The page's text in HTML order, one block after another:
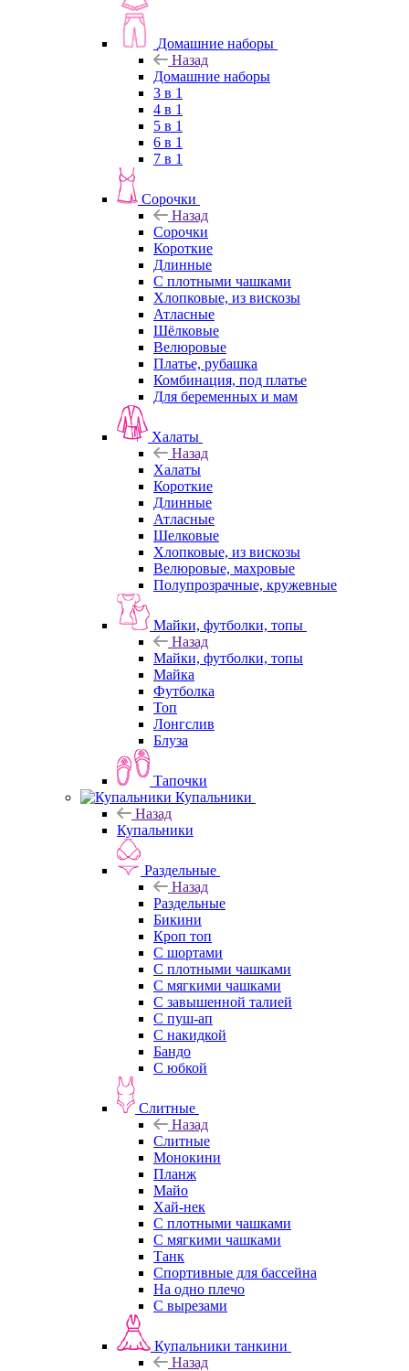
Домашние наборы
Назад
Домашние наборы
3 в 1
4 в 1
5 в 1
6 в 1
7 в 1
Сорочки
Назад
Сорочки
Короткие
Длинные
С плотными чашками
Хлопковые, из вискозы
Атласные
Шёлковые
Велюровые
Платье, рубашка
Комбинация, под платье
Для беременных и мам
Халаты
Назад
Халаты
Короткие
Длинные
Атласные
Шелковые
Хлопковые, из вискозы
Велюровые, махровые
Полупрозрачные, кружевные
Майки, футболки, топы
Назад
Майки, футболки, топы
Майка
Футболка
Топ
Лонгслив
Блуза
Тапочки
Купальники
Назад
Купальники
Раздельные
Назад
Раздельные
Бикини
Кроп топ
С шортами
С плотными чашками
С мягкими чашками
С завышенной талией
С пуш-ап
С накидкой
Бандо
С юбкой
Слитные
Назад
Слитные
Монокини
Планж
Майо
Хай-нек
С плотными чашками
С мягкими чашками
Танк
Спортивные для бассейна
На одно плечо
С вырезами
Купальники танкини
Назад